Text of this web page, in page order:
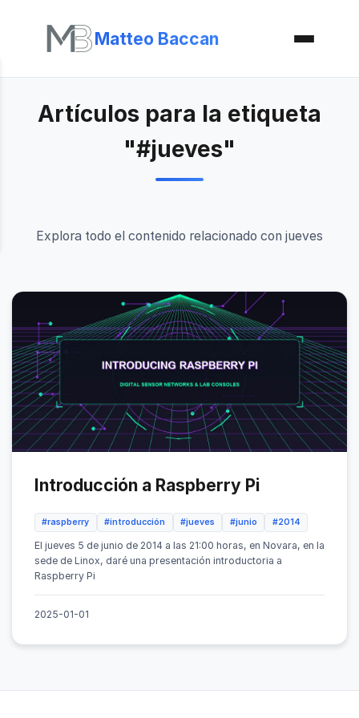
Matteo Baccan
Artículos para la etiqueta
"#jueves"
Explora todo el contenido relacionado con jueves
Introducción a Raspberry Pi
#raspberry #introducción #jueves #junio #2014
El jueves 5 de junio de 2014 a las 21:00 horas, en Novara, en la
sede de Linox, daré una presentación introductoria a
Raspberry Pi
2025-01-01